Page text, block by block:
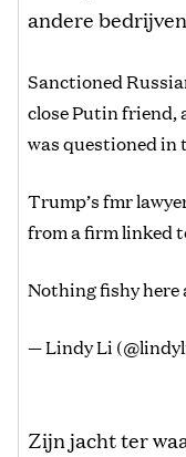
andere
Sanctioned
close Putin friend,
was questioned
Trump’s fmr
from a firm linked
Nothing fishy here
— Lindy Li
Zijn jacht ter